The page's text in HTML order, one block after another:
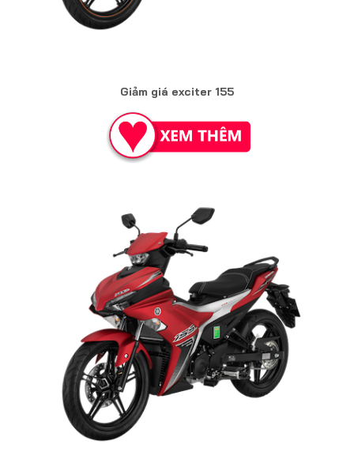
Giảm giá exciter 155